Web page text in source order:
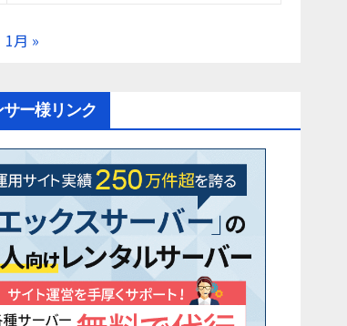
1月 »
ー様リンク